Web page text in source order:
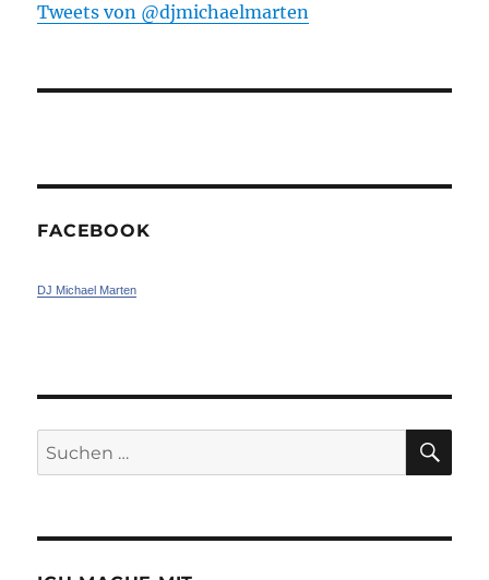
Tweets von ‎@djmichaelmarten
FACEBOOK
DJ Michael Marten
Suchen
nach: